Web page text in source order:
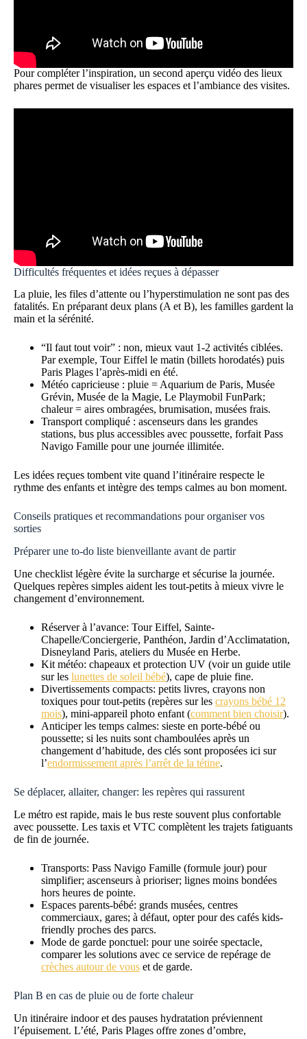
Pour compléter l’inspiration, un second aperçu vidéo des lieux
phares permet de visualiser les espaces et l’ambiance des visites.
Difficultés fréquentes et idées reçues à dépasser
La pluie, les files d’attente ou l’hyperstimulation ne sont pas des
fatalités. En préparant deux plans (A et B), les familles gardent la
main et la sérénité.
“Il faut tout voir” : non, mieux vaut 1-2 activités ciblées.
Par exemple, Tour Eiffel le matin (billets horodatés) puis
Paris Plages l’après-midi en été.
Météo capricieuse : pluie = Aquarium de Paris, Musée
Grévin, Musée de la Magie, Le Playmobil FunPark;
chaleur = aires ombragées, brumisation, musées frais.
Transport compliqué : ascenseurs dans les grandes
stations, bus plus accessibles avec poussette, forfait Pass
Navigo Famille pour une journée illimitée.
Les idées reçues tombent vite quand l’itinéraire respecte le
rythme des enfants et intègre des temps calmes au bon moment.
Conseils pratiques et recommandations pour organiser vos
sorties
Préparer une to-do liste bienveillante avant de partir
Une checklist légère évite la surcharge et sécurise la journée.
Quelques repères simples aident les tout-petits à mieux vivre le
changement d’environnement.
Réserver à l’avance: Tour Eiffel, Sainte-
Chapelle/Conciergerie, Panthéon, Jardin d’Acclimatation,
Disneyland Paris, ateliers du Musée en Herbe.
Kit météo: chapeaux et protection UV (voir un guide utile
sur les lunettes de soleil bébé), cape de pluie fine.
Divertissements compacts: petits livres, crayons non
toxiques pour tout-petits (repères sur les crayons bébé 12
mois), mini-appareil photo enfant (comment bien choisir).
Anticiper les temps calmes: sieste en porte-bébé ou
poussette; si les nuits sont chamboulées après un
changement d’habitude, des clés sont proposées ici sur
l’endormissement après l’arrêt de la tétine.
Se déplacer, allaiter, changer: les repères qui rassurent
Le métro est rapide, mais le bus reste souvent plus confortable
avec poussette. Les taxis et VTC complètent les trajets fatiguants
de fin de journée.
Transports: Pass Navigo Famille (formule jour) pour
simplifier; ascenseurs à prioriser; lignes moins bondées
hors heures de pointe.
Espaces parents-bébé: grands musées, centres
commerciaux, gares; à défaut, opter pour des cafés kids-
friendly proches des parcs.
Mode de garde ponctuel: pour une soirée spectacle,
comparer les solutions avec ce service de repérage de
crèches autour de vous et de garde.
Plan B en cas de pluie ou de forte chaleur
Un itinéraire indoor et des pauses hydratation préviennent
l’épuisement. L’été, Paris Plages offre zones d’ombre,